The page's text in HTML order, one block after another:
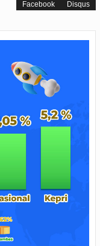
Facebook Disqus